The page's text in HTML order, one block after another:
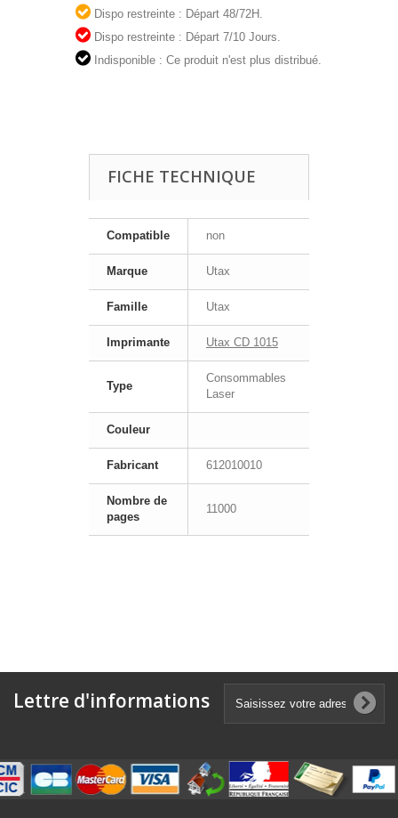
Dispo restreinte : Départ 48/72H.
Dispo restreinte : Départ 7/10 Jours.
Indisponible : Ce produit n'est plus distribué.
FICHE TECHNIQUE
Compatible non
Marque Utax
Famille Utax
Imprimante Utax CD 1015
Type
Consommables
Laser
Couleur
Fabricant 612010010
Nombre de
pages
11000
Lettre d'informations